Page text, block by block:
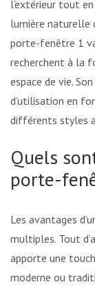
l’extérieur tout
lumière naturelle
porte-fenêtre 1
recherchent à la
espace de vie.
d’utilisation en
différents styles
Quels
porte-
Les avantages
multiples. Tout
apporte une
moderne ou